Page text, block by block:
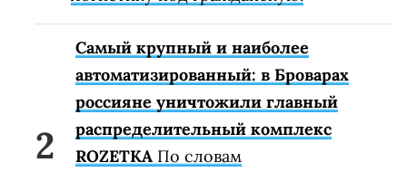
Самый крупный и наиболее
автоматизированный: в Броварах
россияне уничтожили главный
распределительный комплекс
ROZETKA По словам